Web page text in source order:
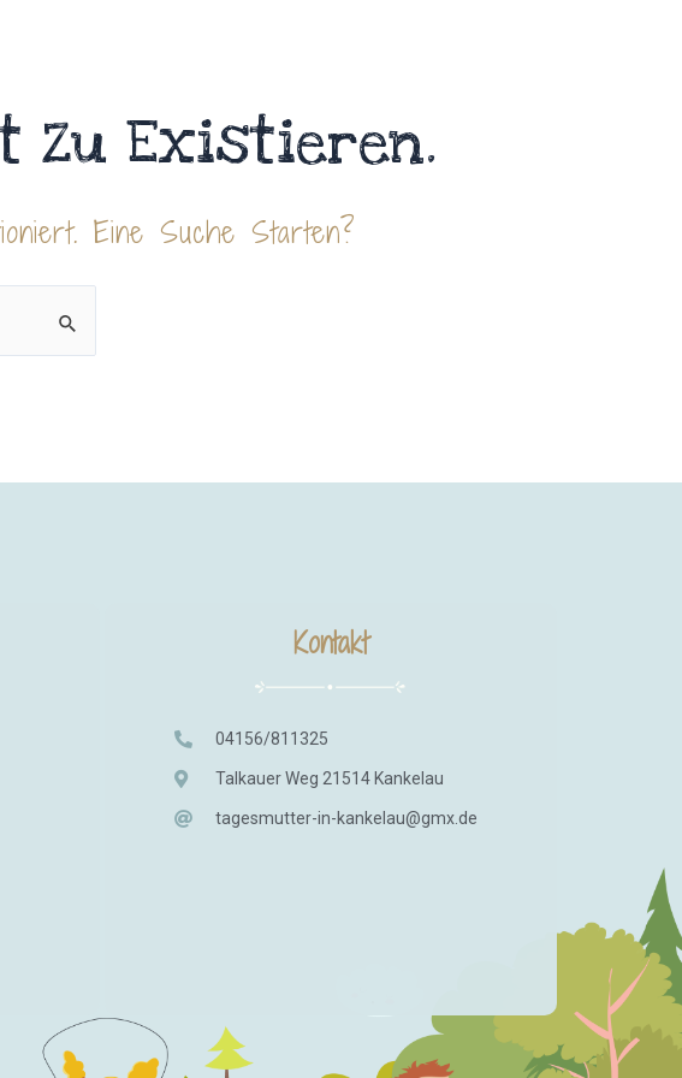
Zu Existieren.
Eine Suche Starten?
Kontakt
04156/811325
Talkauer Weg 21514 Kankelau
tagesmutter-in-kankelau@gmx.de